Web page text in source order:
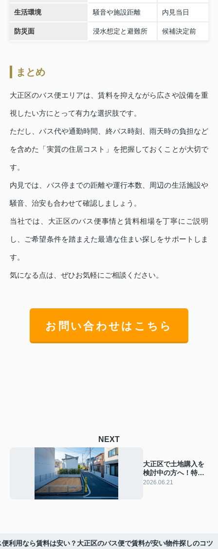
生活環境 騒音や施設距離 内見当日
防災面 浸水想定と避難所 候補決定前
まとめ
大正区のバス便エリアは、賃料を抑えながら広さや設備を重
視したい方にとって有力な選択肢です。
ただし、バス代や通勤時間、終バス時刻、雨天時の負担など
を含めた「実質の住居コスト」を把握しておくことが大切で
す。
内見では、バス停までの距離や運行本数、周辺の生活施設や
騒音、治安も合わせて確認しましょう。
当社では、大正区のバス便事情と賃料相場を丁寧にご説明
し、ご希望条件を踏まえた最適な住まい探しをサポートしま
す。
気になる点は、ぜひお気軽にご相談ください。
お問い合わせはこちら
NEXT
大正区で土地購入を
検討中の方へ！特徴
と相場を知り失敗し
2026.06.21
利用なら賃料は安い？大正区のバス便で賃料が安い物件探しのコツ